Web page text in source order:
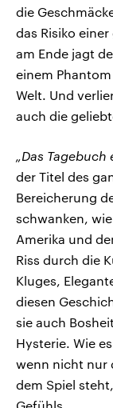
die
das Risiko
am Ende jagt
einem
Welt. Und
auch die
„Das
der Titel des
Bereicherung
schwanken,
Amerika und
Riss durch die
Kluges,
diesen
sie auch
Hysterie. Wie
wenn nicht nur
dem Spiel